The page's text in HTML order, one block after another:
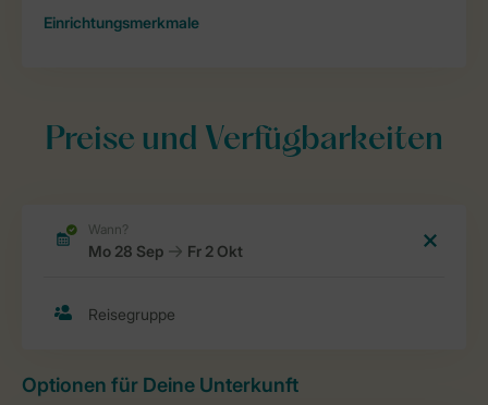
Einrichtungsmerkmale
Preise und Verfügbarkeiten
Optionen für Deine Unterkunft